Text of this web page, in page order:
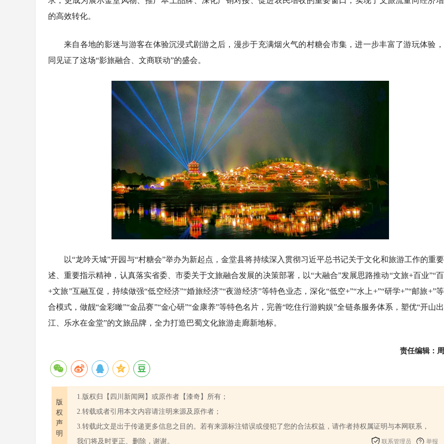
的高效转化。
来自各地的影迷与游客在体验沉浸式剧游之后，漫步于充满烟火气的村糖会市集，进一步丰富了游玩体验
同见证了这场“影旅融合、文商联动”的盛会。
以“龙吟天城”开园与“村糖会”举办为新起点，金堂县将持续深入贯彻习近平总书记关于文化和旅游工作的重
述、重要指示精神，认真落实省委、市委关于文旅融合发展的决策部署，以“大融合”发展思路推动“文旅+百业”“
+文旅”互融互促，持续做强“低空经济”“婚旅经济”“夜游经济”等特色业态，深化“低空+”“水上+”“研学+”“邮旅+”
合模式，做靓“金彩瞰”“金品赛”“金心研”“金康养”等特色名片，完善“吃住行游购娱”全链条服务体系，塑优“开山
江、乐水在金堂”的文旅品牌，全力打造巴蜀文化旅游走廊新地标。
责任编辑：
版
权
声
明
1.版权归【四川新闻网】或原作者【漆奇】所有；
2.转载或者引用本文内容请注明来源及原作者；
3.转载此文是出于传递更多信息之目的。若有来源标注错误或侵犯了您的合法权益，请作者持权属证明与本网联系，
我们将及时更正、删除，谢谢。
联系管理员 举报